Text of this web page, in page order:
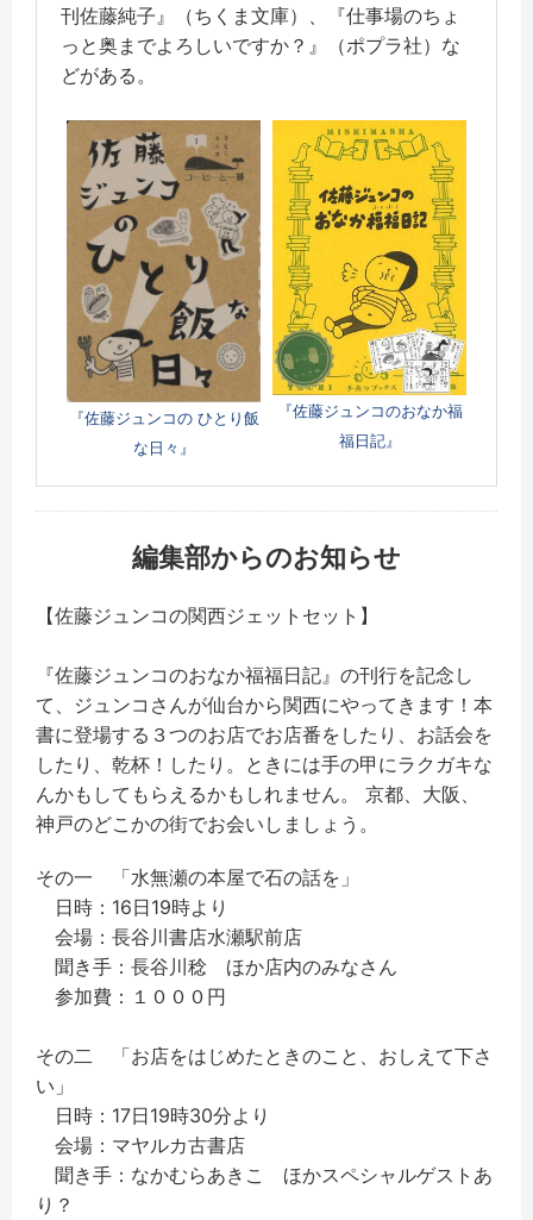
刊佐藤純子』（ちくま文庫）、『仕事場のちょ
っと奥までよろしいですか？』（ポプラ社）な
どがある。
『佐藤ジュンコの ひとり飯
な日々』
『佐藤ジュンコのおなか福
福日記』
編集部からのお知らせ
【佐藤ジュンコの関西ジェットセット】
『佐藤ジュンコのおなか福福日記』の刊行を記念し
て、ジュンコさんが仙台から関西にやってきます！本
書に登場する３つのお店でお店番をしたり、お話会を
したり、乾杯！したり。ときには手の甲にラクガキな
んかもしてもらえるかもしれません。 京都、大阪、
神戸のどこかの街でお会いしましょう。
その一 「水無瀬の本屋で石の話を」
日時：16日19時より
会場：長谷川書店水瀬駅前店
聞き手：長谷川稔 ほか店内のみなさん
参加費：１０００円
その二 「お店をはじめたときのこと、おしえて下さ
い」
日時：17日19時30分より
会場：マヤルカ古書店
聞き手：なかむらあきこ ほかスペシャルゲストあ
り？